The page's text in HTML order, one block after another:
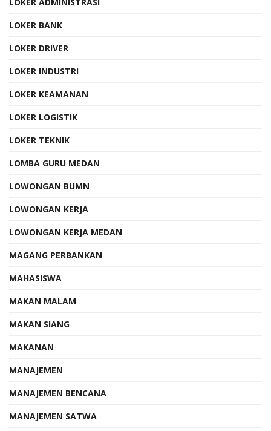
LOKER BANK
LOKER DRIVER
LOKER INDUSTRI
LOKER KEAMANAN
LOKER LOGISTIK
LOKER TEKNIK
LOMBA GURU MEDAN
LOWONGAN BUMN
LOWONGAN KERJA
LOWONGAN KERJA MEDAN
MAGANG PERBANKAN
MAHASISWA
MAKAN MALAM
MAKAN SIANG
MAKANAN
MANAJEMEN
MANAJEMEN BENCANA
MANAJEMEN SATWA